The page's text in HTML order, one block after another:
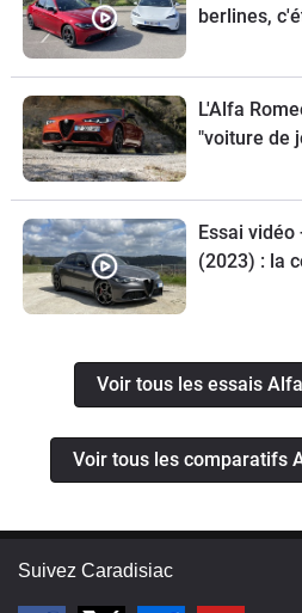
berlines,
L'Alfa
"voiture de
Essai vidéo
(2023) : la
Voir tous les essais
Voir tous les comparatifs
Suivez Caradisiac